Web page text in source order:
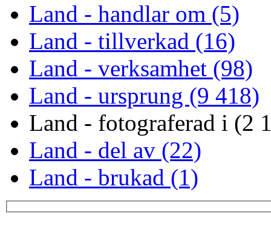
Land - handlar om (5)
Land - tillverkad (16)
Land - verksamhet (98)
Land - ursprung (9 418)
Land - fotograferad i (2
Land - del av (22)
Land - brukad (1)